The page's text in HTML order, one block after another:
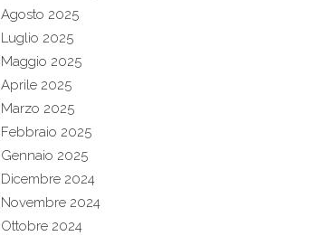
Agosto 2025
Luglio 2025
Maggio 2025
Aprile 2025
Marzo 2025
Febbraio 2025
Gennaio 2025
Dicembre 2024
Novembre 2024
Ottobre 2024